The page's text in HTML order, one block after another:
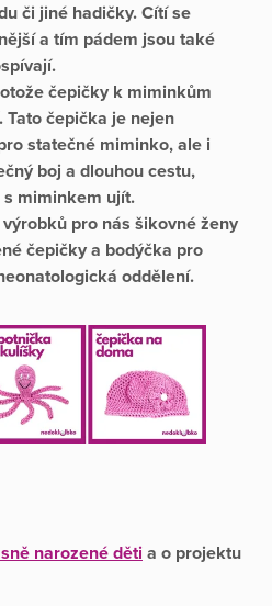
či jiné hadičky. Cítí se
a tím pádem jsou také
čepičky k miminkům
čepička je nejen
statečné miminko, ale i
boj a dlouhou cestu,
miminkem ujít.
pro nás šikovné ženy
čepičky a bodýčka pro
oddělení.
narozené děti a o projektu